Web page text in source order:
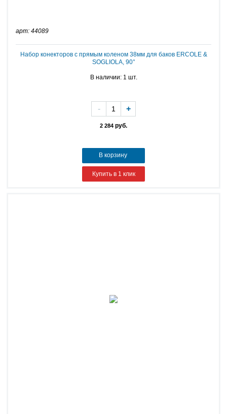
арт: 44089
Набор конекторов с прямым коленом 38мм для баков ERCOLE &
SOGLIOLA, 90°
В наличии: 1 шт.
2 284 руб.
- +
В корзину
Купить в 1 клик